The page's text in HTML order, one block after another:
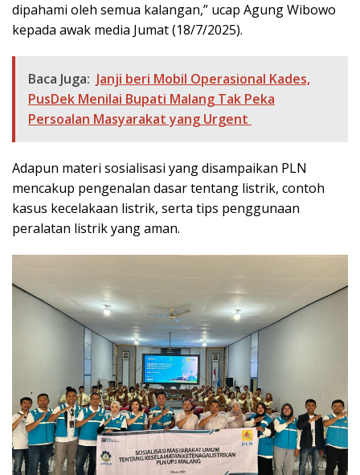
dipahami oleh semua kalangan,” ucap Agung Wibowo
kepada awak media Jumat (18/7/2025).
Baca Juga: Janji beri Mobil Operasional Kades,
PusDek Menilai Bupati Malang Tak Peka
Persoalan Masyarakat yang Urgent
Adapun materi sosialisasi yang disampaikan PLN
mencakup pengenalan dasar tentang listrik, contoh
kasus kecelakaan listrik, serta tips penggunaan
peralatan listrik yang aman.